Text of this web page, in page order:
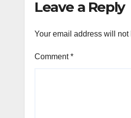
Leave a Reply
Your email address will not
Comment*